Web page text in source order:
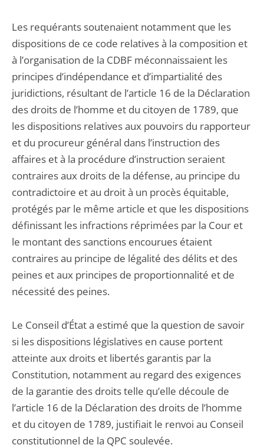
Les requérants soutenaient notamment que les
dispositions de ce code relatives à la composition et
à l’organisation de la CDBF méconnaissaient les
principes d’indépendance et d’impartialité des
juridictions, résultant de l’article 16 de la Déclaration
des droits de l’homme et du citoyen de 1789, que
les dispositions relatives aux pouvoirs du rapporteur
et du procureur général dans l’instruction des
affaires et à la procédure d’instruction seraient
contraires aux droits de la défense, au principe du
contradictoire et au droit à un procès équitable,
protégés par le même article et que les dispositions
définissant les infractions réprimées par la Cour et
le montant des sanctions encourues étaient
contraires au principe de légalité des délits et des
peines et aux principes de proportionnalité et de
nécessité des peines.
Le Conseil d’État a estimé que la question de savoir
si les dispositions législatives en cause portent
atteinte aux droits et libertés garantis par la
Constitution, notamment au regard des exigences
de la garantie des droits telle qu’elle découle de
l’article 16 de la Déclaration des droits de l’homme
et du citoyen de 1789, justifiait le renvoi au Conseil
constitutionnel de la QPC soulevée.